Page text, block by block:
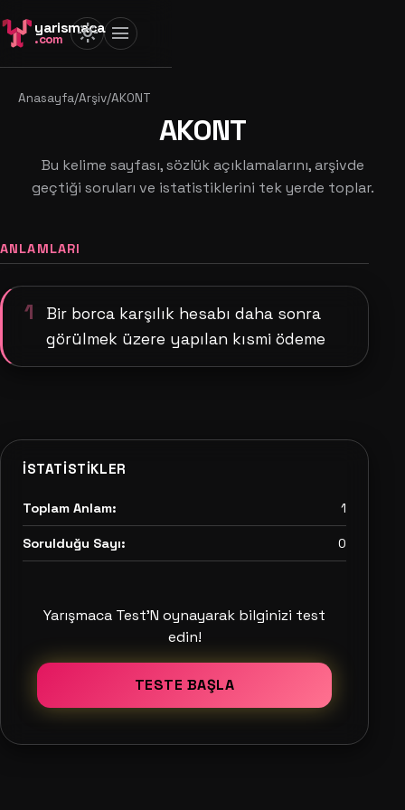
yarismaca
.com light_mode menu
Anasayfa/Arşiv/AKONT
AKONT
Bu kelime sayfası, sözlük açıklamalarını, arşivde
geçtiği soruları ve istatistiklerini tek yerde toplar.
ANLAMLARI
1
Bir borca karşılık hesabı daha sonra
görülmek üzere yapılan kısmi ödeme
İSTATISTIKLER
Toplam Anlam: 1
Sorulduğu Sayı: 0
Yarışmaca Test'N oynayarak bilginizi test
edin!
TESTE BAŞLA